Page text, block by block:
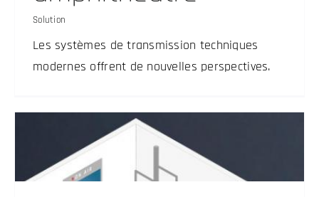
Solution
Les systèmes de transmission techniques
modernes offrent de nouvelles perspectives.